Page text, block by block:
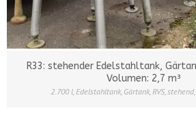
R33: stehender Edelstahltank,
Volumen: 2,7 m³
2.700 l,Edelstahltank, Gärtank,RVS,stehend,